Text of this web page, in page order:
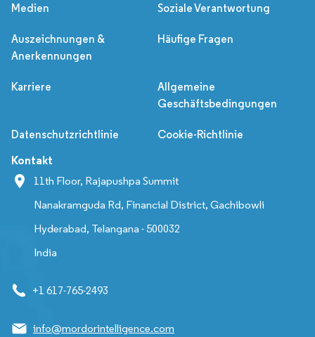
Medien Soziale Verantwortung
Auszeichnungen &
Anerkennungen
Häufige Fragen
Karriere
Allgemeine
Geschäftsbedingungen
Datenschutzrichtlinie Cookie-Richtlinie
Kontakt
11th Floor, Rajapushpa Summit
Nanakramguda Rd, Financial District, Gachibowli
Hyderabad, Telangana - 500032
India
+1 617-765-2493
info@mordorintelligence.com